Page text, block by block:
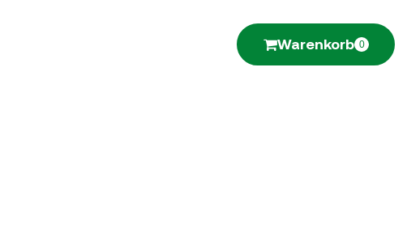
Warenkorb 0